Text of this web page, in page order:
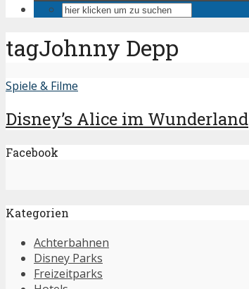
tagJohnny Depp
Spiele & Filme
Disney’s Alice im Wunderland
Facebook
Kategorien
Achterbahnen
Disney Parks
Freizeitparks